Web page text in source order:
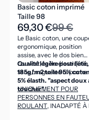
Basic coton imprimé
Taille 98
69,30 €99 €
Le Basic coton, une
ergonomique, position
assise, avec le dos bien
couvert, taille élastiquée,
sans braguette ni poche.
Qualité légère pour l'été,
185g/m2 toile 95%
5% élasth. "aspect doux
toucher".
UNIQUEMENT POUR
PERSONNES EN
ROULANT, INADAPTÉ À